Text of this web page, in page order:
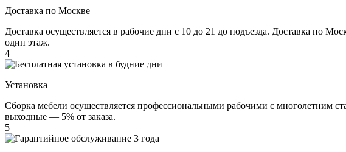
Доставка по Москве
Доставка осуществляется в рабочие дни с 10 до 21 до подъезда. Доставка по
один этаж.
4
Установка
Сборка мебели осуществляется профессиональными рабочими с многолетним
выходные — 5% от заказа.
5